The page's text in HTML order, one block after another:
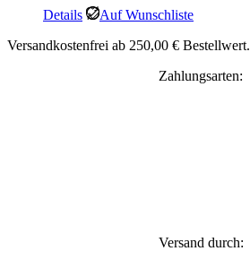
Details
Auf Wunschliste
Versandkostenfrei ab 250,00 € Bestellwert.
Zahlungsarten:
Versand durch: